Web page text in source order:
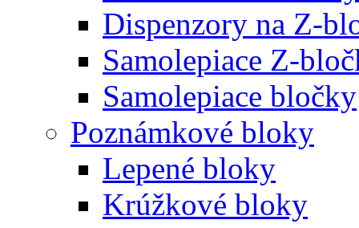
Dispenzory na Z-
Samolepiace Z-
Samolepiace bločky
Poznámkové bloky
Lepené bloky
Krúžkové bloky